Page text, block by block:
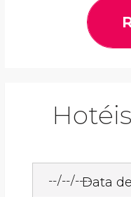
Data